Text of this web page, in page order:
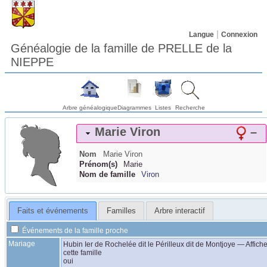
Langue Connexion
Généalogie de la famille de PRELLE de la
NIEPPE
Arbre généalogiqueDiagrammes Listes Recherche
Marie Viron –
Nom Marie Viron
Prénom(s)
Marie
Nom de famille
Viron
Faits et événements Familles Arbre interactif
Événements de la famille proche
Mariage
Hubin Ier de Rochelée dit le Périlleux dit de Montjoye —
cette famille
oui